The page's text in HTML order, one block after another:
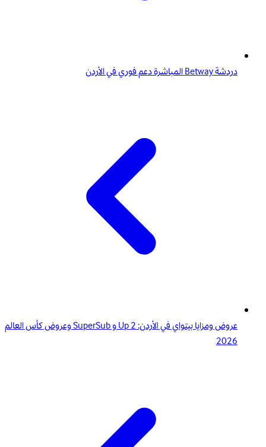
دردشة Betway المباشرة دعم فوري في الأردن
عروض ومزايا بيتواي في الأردن: 2 Up و SuperSub وعروض كأس العالم
2026